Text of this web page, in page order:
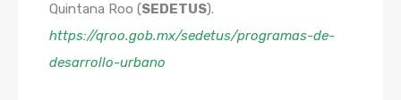
Quintana Roo (SEDETUS).
https://qroo.gob.mx/sedetus/programas-de-
desarrollo-urbano